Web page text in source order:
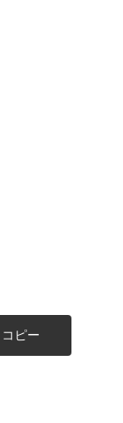
コピー